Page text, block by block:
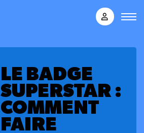
LE BADGE
SUPERSTAR :
COMMENT
FAIRE